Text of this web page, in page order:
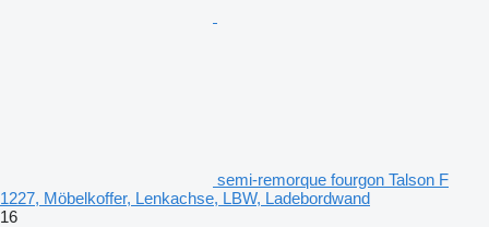
semi-remorque fourgon Talson F
1227, Möbelkoffer, Lenkachse, LBW, Ladebordwand
16